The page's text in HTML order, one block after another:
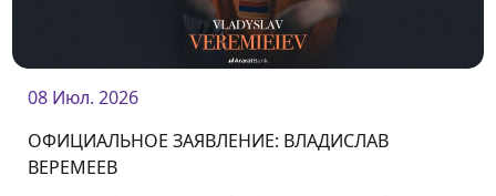
08 Июл. 2026
ОФИЦИАЛЬНОЕ ЗАЯВЛЕНИЕ: ВЛАДИСЛАВ
ВЕРЕМЕЕВ